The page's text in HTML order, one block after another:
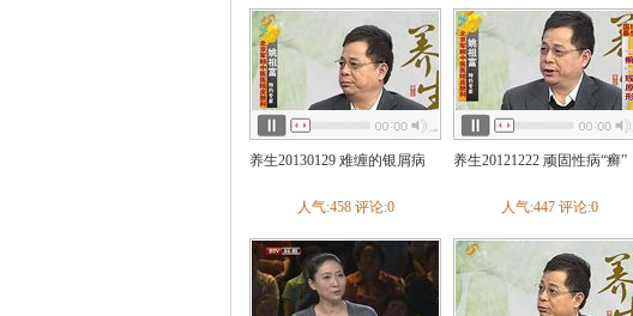
内分泌
糖尿病 甲亢甲减 甲状腺炎 矮小症 糖
甲状旁腺机能亢进 肢端肥大症 低血糖
呼吸科
哮喘 肺炎 支气管炎 慢阻肺 咳
睡眠呼吸暂停综合症
慢性支气管炎 急性上
急性支气管炎 打鼾
发烧
血液科
白血病 贫血 血小板减少性紫癜 白细胞减
肾结石 膀胱癌 前列腺炎 前列腺增生
窄
肾下垂 男性生殖器官感染 肾癌 肾血
痛经
普外科
乳腺纤维瘤 痔疮 乳腺增生 肝硬化
颈动
养生20130129 难缠的银屑病
人气:458 评论:0
养生20121222 顽固性病“癣”
人气:447 评论:0